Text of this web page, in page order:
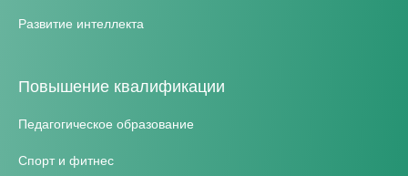
Развитие интеллекта
Повышение квалификации
Педагогическое образование
Спорт и фитнес